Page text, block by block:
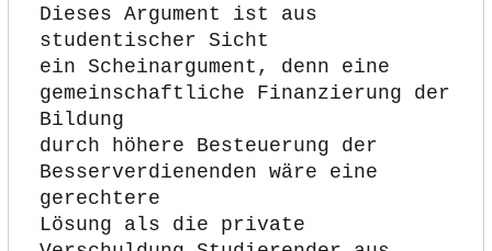
Dieses Argument ist aus
studentischer Sicht
ein Scheinargument, denn eine
gemeinschaftliche Finanzierung der
Bildung
durch höhere Besteuerung der
Besserverdienenden wäre eine
gerechtere
Lösung als die private